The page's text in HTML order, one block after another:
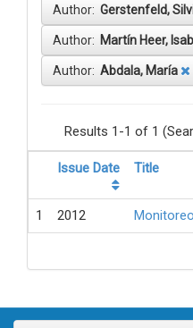
Author: Gerstenfeld,
Author: Martín Heer,
Author: Abdala, María
Results 1-1 of 1
Issue Date Title
1 2012